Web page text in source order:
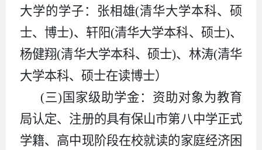
大学的学子：张相雄(清华大学本科、硕
士、博士)、轩阳(清华大学本科、硕士)、
杨健翔(清华大学本科、硕士)、林涛(清华
大学本科、硕士在读博士）
(三)国家级助学金：资助对象为教育
局认定、注册的具有保山市第八中学正式
学籍、高中现阶段在校就读的家庭经济困